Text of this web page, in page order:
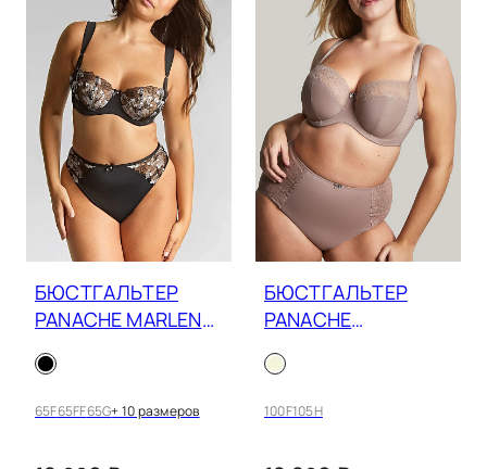
БЮСТГАЛЬТЕР
PANACHE MARLENE
11291
65F65FF65G+ 10 размеров
БЮСТГАЛЬТЕР
PANACHE
SCULPTRESSE CHI
CHI 7695
100F105H